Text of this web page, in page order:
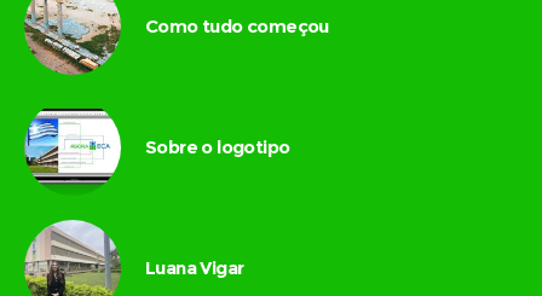
Como tudo começou
Sobre o logotipo
Luana Vigar